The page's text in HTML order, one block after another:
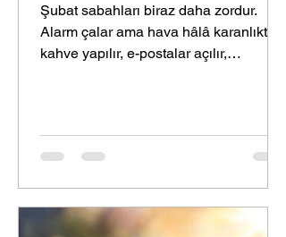
Şubat sabahları biraz daha zordur.
Alarm çalar ama hava hâlâ karanlıktır;
kahve yapılır, e-postalar açılır,
ama hâlâ devam eden biri… Tam o
anda içinizden bir ses geçer: “Bir mola
da bunun ayıdır. Büyük hedeflerden
çok, küçük toparlanmaların, enerjiyi